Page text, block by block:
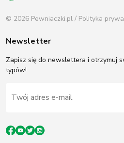
© 2026 Pewniaczki.pl / Polityka
Newsletter
Zapisz się do newslettera i otrzymuj
typów!